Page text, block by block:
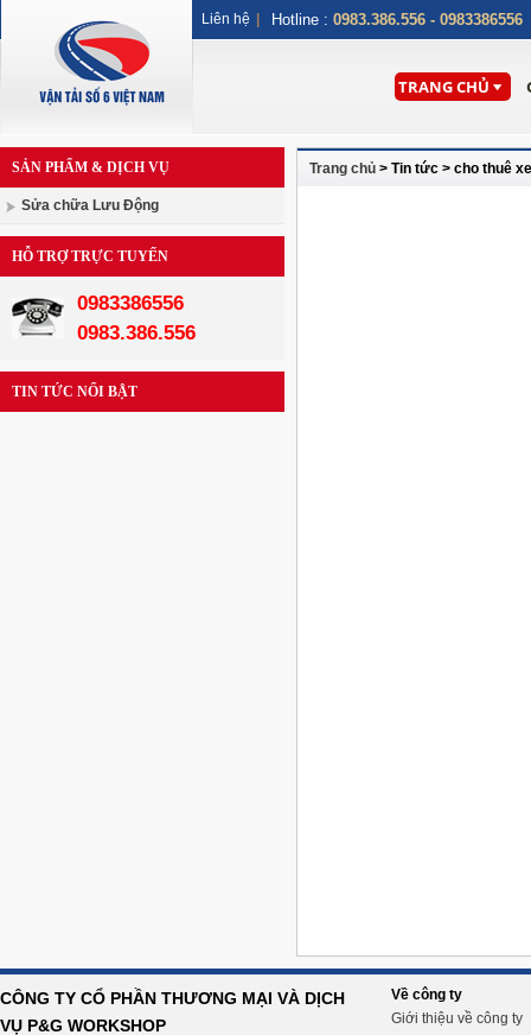
TRANG CHỦ
SẢN PHẨM & DỊCH VỤ
Sửa chữa Lưu Động
HỖ TRỢ TRỰC TUYẾN
0983386556
0983.386.556
TIN TỨC NỔI BẬT
Trang chủ > Tin tức > cho thuê
CÔNG TY CỔ PHẦN THƯƠNG MẠI VÀ DỊCH
VỤ P&G WORKSHOP
Về công ty
Giới thiệu về công ty
Liên hệ Hotline : 0983.386.556 - 0983386556